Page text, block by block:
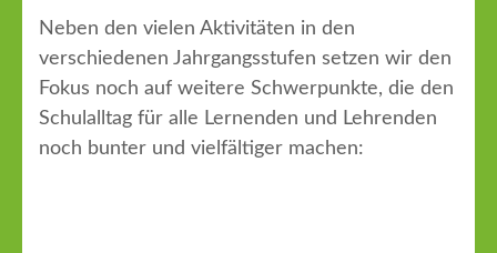
Neben den vielen Aktivitäten in den
verschiedenen Jahrgangsstufen setzen wir den
Fokus noch auf weitere Schwerpunkte, die den
Schulalltag für alle Lernenden und Lehrenden
noch bunter und vielfältiger machen: